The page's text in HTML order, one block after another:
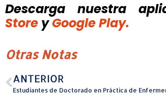
Descarga nuestra
Store y Google Play.
Otras Notas
ANTERIOR